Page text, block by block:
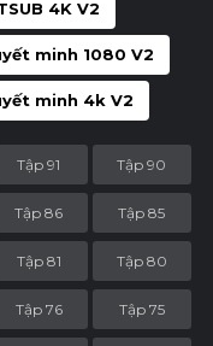
4K V2
minh 1080 V2
minh 4k V2
Tập 91 Tập 90
Tập 86 Tập 85
Tập 81 Tập 80
Tập 76 Tập 75